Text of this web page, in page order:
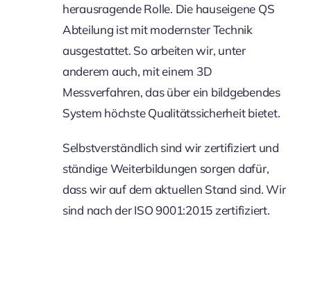
herausragende Rolle. Die hauseigene QS
Abteilung ist mit modernster Technik
ausgestattet. So arbeiten wir, unter
anderem auch, mit einem 3D
Messverfahren, das über ein bildgebendes
System höchste Qualitätssicherheit bietet.
Selbstverständlich sind wir zertifiziert und
ständige Weiterbildungen sorgen dafür,
dass wir auf dem aktuellen Stand sind. Wir
sind nach der ISO 9001:2015 zertifiziert.